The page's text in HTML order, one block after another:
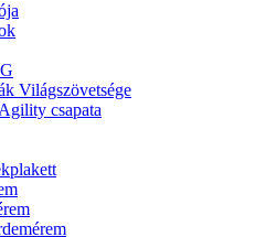
Világszövetsége
csapata